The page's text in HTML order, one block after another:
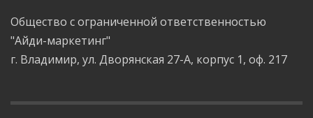
Общество с ограниченной ответственностью
"Айди-маркетинг"
г. Владимир, ул. Дворянская 27-А, корпус 1, оф. 217